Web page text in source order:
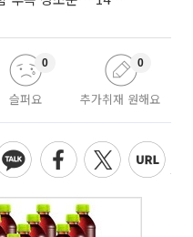
슬퍼요
0
추가취재 원해요
0